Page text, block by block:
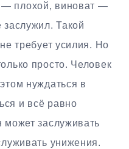
плохой, виноват —
Такой
требует усилия. Но
просто. Человек
нуждаться в
и всё равно
может заслуживать
унижения.